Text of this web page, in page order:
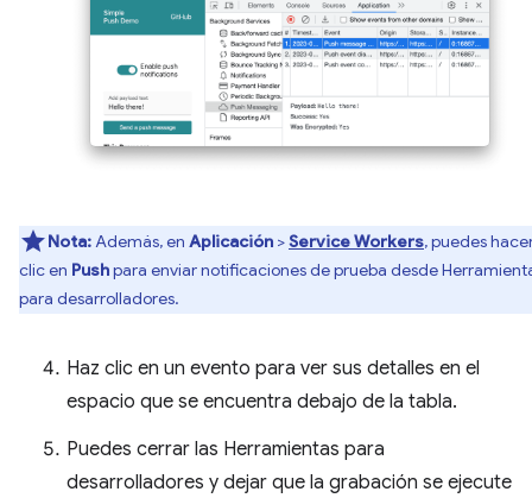
Nota:Además, en Aplicación >Service Workers, puedes
clic en Pushpara enviar notificaciones de prueba desde
para desarrolladores.
Haz clic en un evento para ver sus detalles en el
espacio que se encuentra debajo de la tabla.
Puedes cerrar las Herramientas para
desarrolladores y dejar que la grabación se ejecute